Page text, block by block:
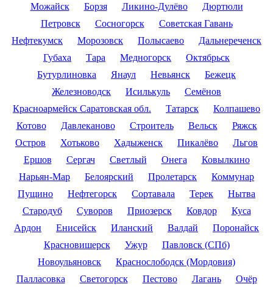
Можайск
Борзя Ликино-Дулёво
Дюртюли
Петровск
Сосногорск
Советская Гавань
Нефтекумск
Морозовск Полысаево
Дальнереченск
Губаха
Тара Медногорск
Октябрьск
Бутурлиновка
Янаул Невьянск
Бежецк
Железноводск
Исилькуль
Семёнов
Красноармейск Саратовская обл.
Татарск
Колпашево
Котово
Давлеканово Строитель Вельск
Ряжск
Остров
Хотьково Хадыженск Пикалёво
Льгов
Ершов
Сергач Светлый Онега
Ковылкино
Нарьян-Мар
Белоярский Пролетарск
Коммунар
Пущино
Нефтегорск Сортавала Терек
Нытва
Стародуб
Суворов Приозерск Ковдор
Куса
Ардон
Енисейск Иланский Валдай
Поронайск
Красновишерск
Ужур
Павловск (СПб)
Новоульяновск
Краснослободск (Мордовия)
Палласовка
Светогорск Пестово Лагань
Очёр